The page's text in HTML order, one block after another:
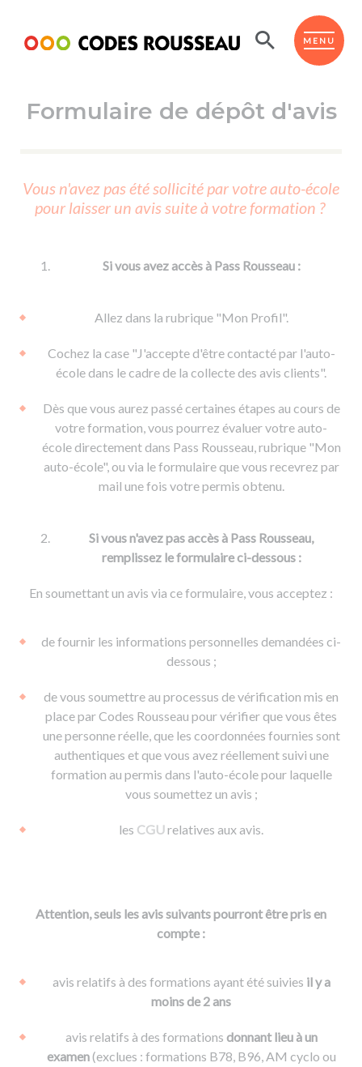
MENU
ESPACE ÉLÈVE
Code de la route
Passer l'ASSR
Réviser le code
Passer l'ETM
Permis voiture
Permis remorque
Permis & handicap
d'apprentissage
De la conduite en voiture
De la conduite à moto
Voir tous les supports
Formations pro.
Permis poids lourd
Formation FCO
Formation CACES
Devenir enseignant de la conduite
Ressources
Formulaire de dépôt d'avis
Vous n'avez pas été sollicité par votre auto-école
pour laisser un avis suite à votre formation ?
Si vous avez accès à Pass Rousseau :
Allez dans la rubrique "Mon Profil".
Cochez la case "J'accepte d'être contacté par l'auto-
école dans le cadre de la collecte des avis clients".
Dès que vous aurez passé certaines étapes au cours de
votre formation, vous pourrez évaluer votre auto-
école directement dans Pass Rousseau, rubrique "Mon
auto-école", ou via le formulaire que vous recevrez par
mail une fois votre permis obtenu.
Si vous n'avez pas accès à Pass Rousseau,
remplissez le formulaire ci-dessous :
En soumettant un avis via ce formulaire, vous acceptez :
de fournir les informations personnelles demandées ci-
dessous ;
de vous soumettre au processus de vérification mis en
place par Codes Rousseau pour vérifier que vous êtes
une personne réelle, que les coordonnées fournies sont
authentiques et que vous avez réellement suivi une
formation au permis dans l'auto-école pour laquelle
vous soumettez un avis ;
les CGUrelatives aux avis.
Attention, seuls les avis suivants pourront être pris en
compte :
avis relatifs à des formations ayant été suivies il y a
moins de 2 ans
avis relatifs à des formations donnant lieu à un
examen(exclues : formations B78, B96, AM cyclo ou